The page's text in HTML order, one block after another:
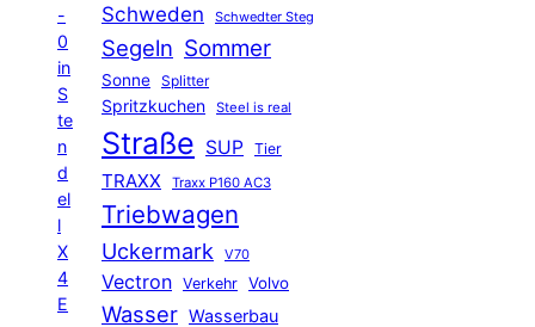
-
0
in
S
te
n
d
el
l
X
4
E
Schweden Schwedter Steg
Segeln Sommer
Sonne Splitter
Spritzkuchen Steel is real
Straße SUP Tier
TRAXX Traxx P160 AC3
Triebwagen
Uckermark V70
Vectron Verkehr Volvo
Wasser Wasserbau